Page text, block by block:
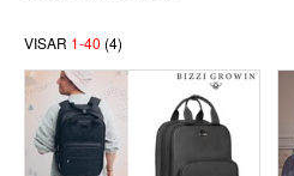
VISAR 1-40 (4)